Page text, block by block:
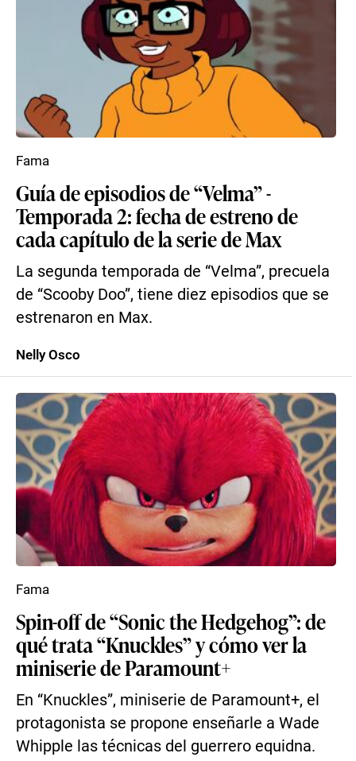
Guía de episodios de “Velma” -
Temporada 2: fecha de estreno de
cada capítulo de la serie de Max
La segunda temporada de “Velma”, precuela
de “Scooby Doo”, tiene diez episodios que se
estrenaron en Max.
Fama
Nelly Osco
Spin-off de “Sonic the Hedgehog”: de
qué trata “Knuckles” y cómo ver la
miniserie de Paramount+
En “Knuckles”, miniserie de Paramount+, el
protagonista se propone enseñarle a Wade
Whipple las técnicas del guerrero equidna.
Fama